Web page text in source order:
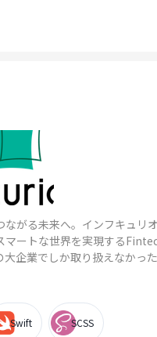
がる未来へ。インフキュリ
マートな世界を実現する
企業でしか取り扱えなかっ
Swift SCSS